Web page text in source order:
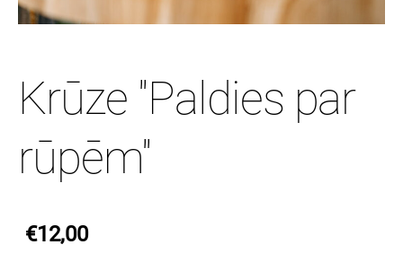
Krūze ''Paldies par
rūpēm''
€12,00